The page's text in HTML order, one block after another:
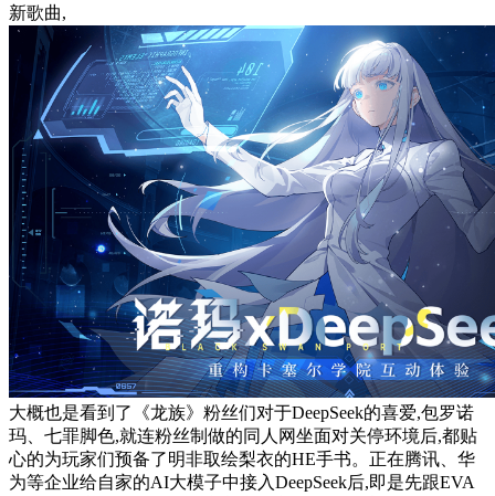
新歌曲,
大概也是看到了《龙族》粉丝们对于DeepSeek的喜爱,包罗诺
玛、七罪脚色,就连粉丝制做的同人网坐面对关停环境后,都贴
心的为玩家们预备了明非取绘梨衣的HE手书。正在腾讯、华
为等企业给自家的AI大模子中接入DeepSeek后,即是先跟EVA